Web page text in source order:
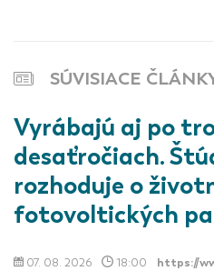
SÚVISIACE
Vyrábajú aj po
desaťročiach.
rozhoduje o
fotovoltických
07. 08. 2026 18:00 https://